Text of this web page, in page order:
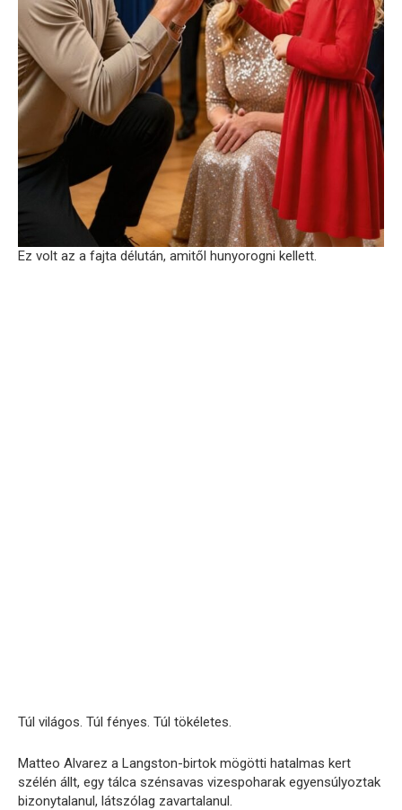
Ez volt az a fajta délután, amitől hunyorogni kellett.
Túl világos. Túl fényes. Túl tökéletes.
Matteo Alvarez a Langston-birtok mögötti hatalmas kert
szélén állt, egy tálca szénsavas vizespoharak egyensúlyoztak
bizonytalanul, látszólag zavartalanul.